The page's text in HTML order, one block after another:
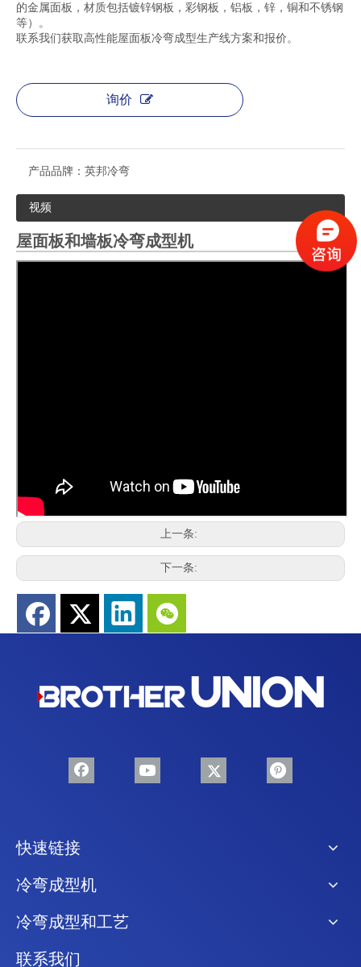
的金属面板，材质包括镀锌钢板，彩钢板，铝板，锌，铜和不锈钢
等）。
联系我们获取高性能屋面板冷弯成型生产线方案和报价。
询价
产品品牌： 英邦冷弯
视频
屋面板和墙板冷弯成型机
上一条:
下一条:
快速链接
冷弯成型机
冷弯成型和工艺
联系我们